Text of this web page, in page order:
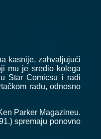
kasnije, zahvaljujući
mu je sredio kolega
Star Comicsu i radi
radu, odnosno
Parker Magazineu.
spremaju ponovno